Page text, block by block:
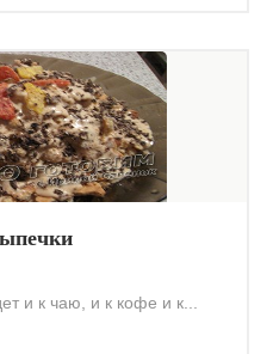
и к чаю, и к кофе и к...